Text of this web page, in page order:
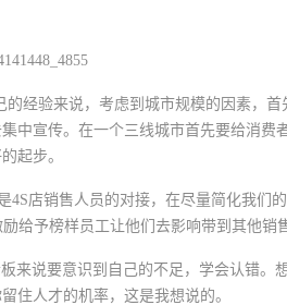
经验来说，考虑到城市规模的因素，
宣传。在一个三线城市首先要给消费
起步。
销售人员的对接，在尽量简化我们
给予榜样员工让他们去影响带到其他销
说要意识到自己的不足，学会认错。
住人才的机率，这是我想说的。